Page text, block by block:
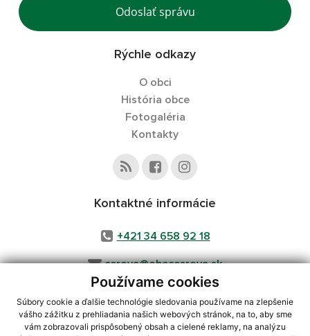
Používame cookies
Súbory cookie a ďalšie technológie sledovania používame na zlepšenie
vášho zážitku z prehliadania našich webových stránok, na to, aby sme
vám zobrazovali prispôsobený obsah a cielené reklamy, na analýzu
Odoslať správu
Rýchle odkazy
O obci
História obce
Fotogaléria
Kontakty
Kontaktné informácie
+421 34 658 92 18
cerova@obeccerova.sk
využite možnosť získavania aktuálnych informácií s využitím RSS